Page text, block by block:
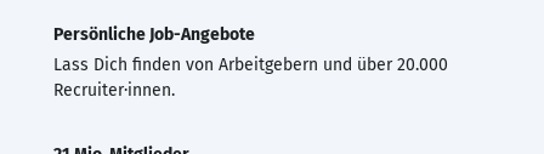
Persönliche Job-Angebote
Lass Dich finden von Arbeitgebern und über 20.000
Recruiter·innen.